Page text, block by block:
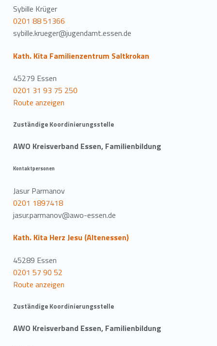
Sybille Krüger
0201 88 51366
sybille.krueger@jugendamt.essen.de
Kath. Kita Familienzentrum Saltkrokan
45279 Essen
0201 31 93 75 250
Route anzeigen
Zuständige Koordinierungsstelle
AWO Kreisverband Essen, Familienbildung
Kontaktpersonen
Jasur Parmanov
0201 1897418
jasur.parmanov@awo-essen.de
Kath. Kita Herz Jesu (Altenessen)
45289 Essen
0201 57 90 52
Route anzeigen
Zuständige Koordinierungsstelle
AWO Kreisverband Essen, Familienbildung